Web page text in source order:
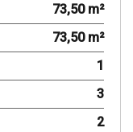
73,50 m²
73,50 m²
1
3
2